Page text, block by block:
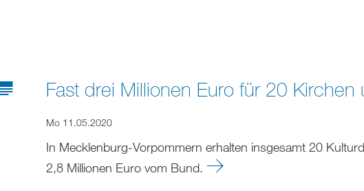
Fast drei Millionen Euro für 20
Mo 11.05.2020
In Mecklenburg-Vorpommern erhalten insgesamt 20
2,8 Millionen Euro vom Bund.